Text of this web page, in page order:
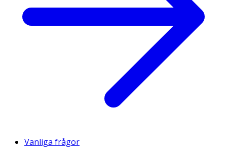
Vanliga frågor